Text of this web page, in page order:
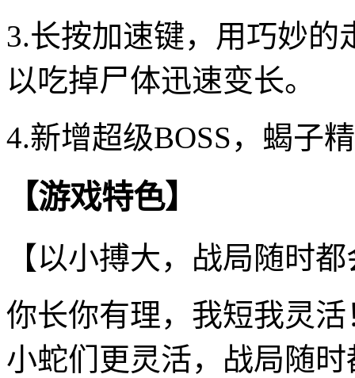
3.长按加速键，用巧妙
以吃掉尸体迅速变长。
4.新增超级BOSS，蝎子
【游戏特色】
【以小搏大，战局随时
你长你有理，我短我灵
小蛇们更灵活，战局随